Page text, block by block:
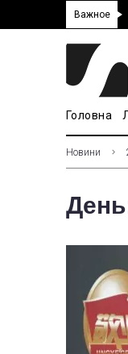
Важное
Головна
Новини